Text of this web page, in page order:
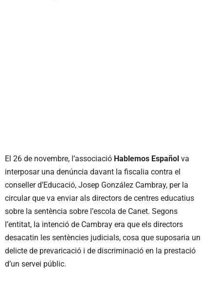
El 26 de novembre, l’associació Hablemos Español va
interposar una denúncia davant la fiscalia contra el
conseller d’Educació, Josep González Cambray, per la
circular que va enviar als directors de centres educatius
sobre la sentència sobre l’escola de Canet. Segons
l’entitat, la intenció de Cambray era que els directors
desacatin les sentències judicials, cosa que suposaria un
delicte de prevaricació i de discriminació en la prestació
d’un servei públic.